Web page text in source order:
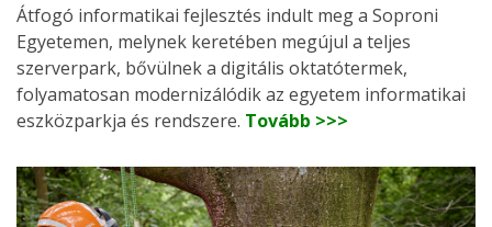
Átfogó informatikai fejlesztés indult meg a Soproni
Egyetemen, melynek keretében megújul a teljes
szerverpark, bővülnek a digitális oktatótermek,
folyamatosan modernizálódik az egyetem informatikai
eszközparkja és rendszere. Tovább >>>